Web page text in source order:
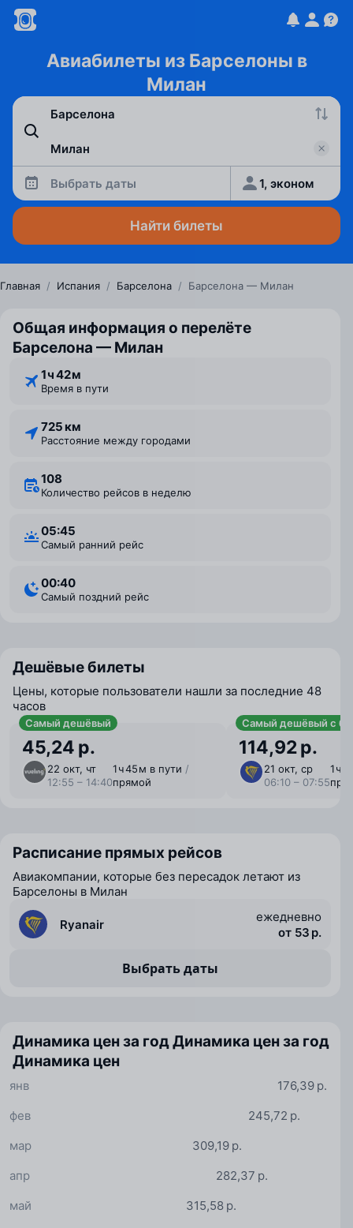
Авиабилеты из Барселоны в
Милан
Выбрать даты 1, эконом
Найти билеты
Главная / Испания / Барселона / Барселона — Милан
Общая информация о перелёте
Барселона — Милан
1 ⁠ч 42 ⁠м
Время в пути
725 км
Расстояние между городами
108
Количество рейсов в неделю
05:45
Самый ранний рейс
00:40
Самый поздний рейс
Дешёвые билеты
Цены, которые пользователи нашли за последние 48
часов
Самый дешёвый
45,24 р.
22 окт, чт
12:55 – 14:40
1 ⁠ч 45 ⁠м в пути /
прямой
Самый дешёвый с
114,92 р.
21 окт, ср
06:10 – 07:55
1 ⁠ч
Расписание прямых рейсов
Авиакомпании, которые без пересадок летают из
Барселоны в Милан
Ryanair
ежедневно
от 53 р.
Выбрать даты
Динамика цен за годДинамика цен за год
Динамика цен
176,39 р.
янв
245,72 р.
фев
309,19 р.
мар
282,37 р.
апр
315,58 р.
май